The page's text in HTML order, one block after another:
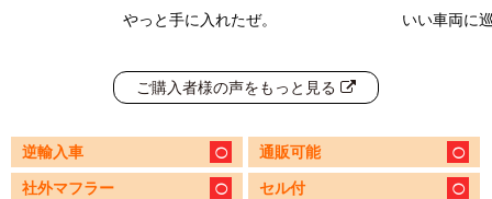
やっと手に入れたぜ。
いい車両に
ご購入者様の声をもっと見る
逆輸入車 通販可能
社外マフラー セル付